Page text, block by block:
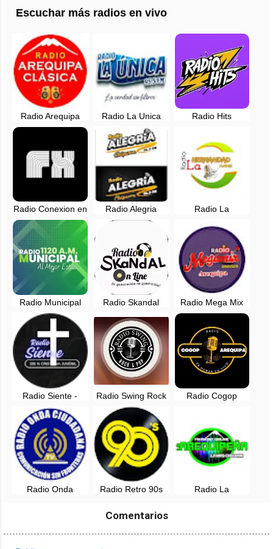
Escuchar más radios en vivo
Radio Arequipa
Clasica en vivo
Radio La Unica
Arequipa en vivo -
95.5 FM - Perú
Radio Hits
Radio Conexion en
vivo - 102.9 FM -
Arequipa
Radio Alegria
Chaparra, Caraveli
Radio La
- Arequipa, Perú
Radio Municipal
1120 AM Al mejor
estilo - Arequipa
Radio Skandal
Radio Mega Mix
Bravaza - San
Radio Siente -
Arequipa, Perú
Radio Swing Rock
and Pop - Lima
Radio Cogop
Radio Onda
Radio Retro 90s
Radio La
Comentarios